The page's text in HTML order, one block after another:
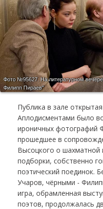
Фото №95627. На литературном
Филипп Пираев"
Публика в зале
Аплодисментами было
ироничных фотографий
прошедшее в
Высоцкого о шахматной
подборки, собственно
поэтический поединок.
Учаров, чёрными -
игра, обрамленная
поэтов, продолжалась